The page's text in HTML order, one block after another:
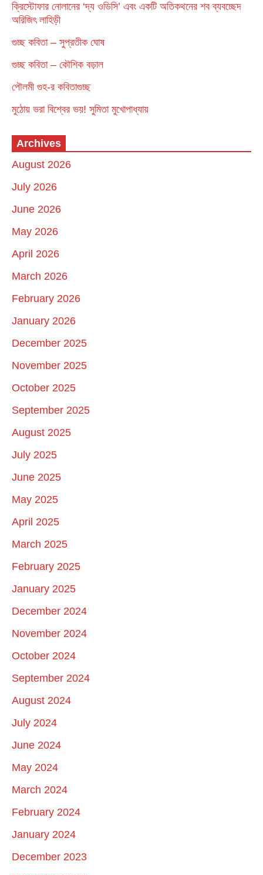
ক্রিস্টোফার নোলানের ‘দ্য ওডিসি’ এবং একটি অতিকথনের শব ব্যবচ্ছেদ
অরিজিৎ লাহিড়ী
গুচ্ছ কবিতা – সুপ্রতীক ঘোষ
গুচ্ছ কবিতা – কৌশিক বড়াল
পৌলমী গুহ-র কবিতাগুচ্ছ
মুঠোয় ভরা বিশ্বের ভয়! সুমিতা মুখোপাধ্যায়
Archives
August 2026
July 2026
June 2026
May 2026
April 2026
March 2026
February 2026
January 2026
December 2025
November 2025
October 2025
September 2025
August 2025
July 2025
June 2025
May 2025
April 2025
March 2025
February 2025
January 2025
December 2024
November 2024
October 2024
September 2024
August 2024
July 2024
June 2024
May 2024
March 2024
February 2024
January 2024
December 2023